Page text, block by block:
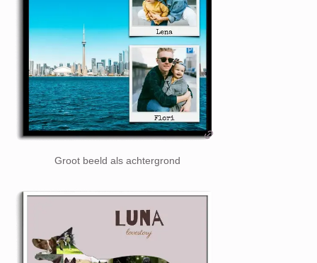
Groot beeld als achtergrond